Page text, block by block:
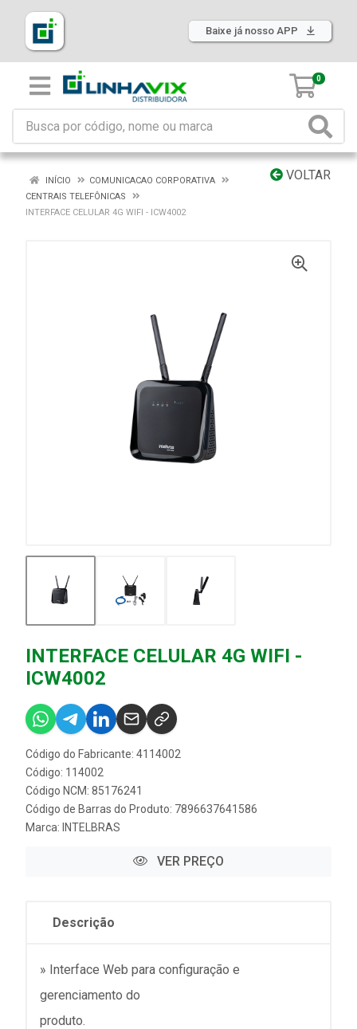
Baixe já nosso APP
0
VOLTAR
INÍCIO
COMUNICACAO CORPORATIVA
CENTRAIS TELEFÔNICAS
INTERFACE CELULAR 4G WIFI - ICW4002
INTERFACE CELULAR 4G WIFI -
ICW4002
Código do Fabricante: 4114002
Código: 114002
Código NCM: 85176241
Código de Barras do Produto: 7896637641586
Marca: INTELBRAS
VER PREÇO
Descrição
» Interface Web para configuração e
gerenciamento do
produto.